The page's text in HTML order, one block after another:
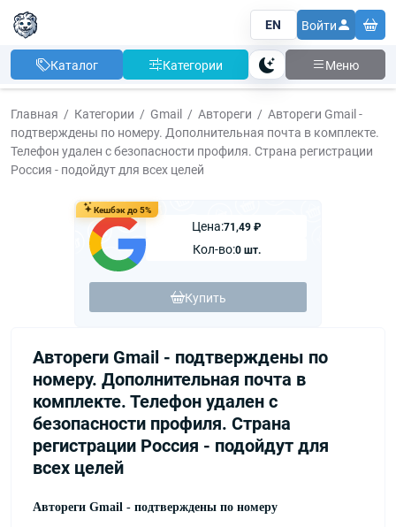
EN Войти
Каталог Категории Тема Меню
Главная Категории Gmail Автореги
Автореги Gmail -
подтверждены по номеру. Дополнительная почта в комплекте.
Телефон удален с безопасности профиля. Страна регистрации
Россия - подойдут для всех целей
Кешбэк до 5%
Цена:71,49 ₽
Кол-во:0 шт.
Купить
Автореги Gmail - подтверждены по
номеру. Дополнительная почта в
комплекте. Телефон удален с
безопасности профиля. Страна
регистрации Россия - подойдут для
всех целей
Автореги Gmail - подтверждены по номеру